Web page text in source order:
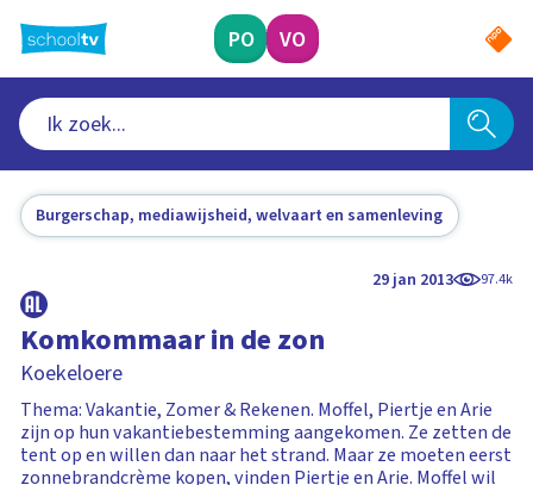
naar
hoofdinhoud
PO VO
Burgerschap, mediawijsheid, welvaart en samenleving
29 jan 2013 97.4k
Komkommaar in de zon
Koekeloere
Thema: Vakantie, Zomer & Rekenen. Moffel, Piertje en Arie
zijn op hun vakantiebestemming aangekomen. Ze zetten de
tent op en willen dan naar het strand. Maar ze moeten eerst
zonnebrandcrème kopen, vinden Piertje en Arie. Moffel wil